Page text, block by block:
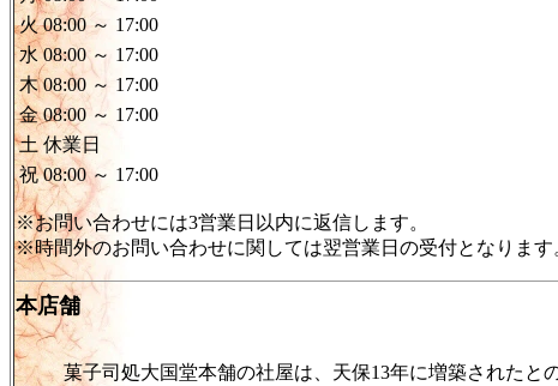
火 08:00 ～ 17:00
水 08:00 ～ 17:00
木 08:00 ～ 17:00
金 08:00 ～ 17:00
土 休業日
祝 08:00 ～ 17:00
※お問い合わせには3営業日以内に返信します。
※時間外のお問い合わせに関しては翌営業日の受付となります
本店舗
菓子司処大国堂本舗の社屋は、天保13年に増築されたと